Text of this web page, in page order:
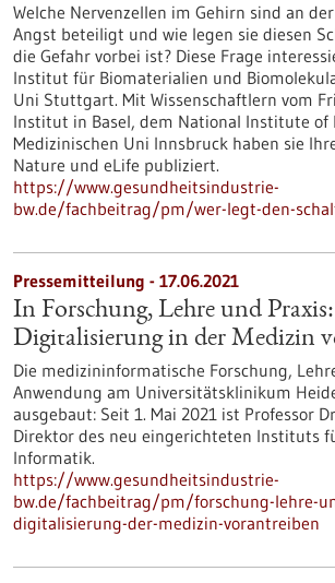
Welche Nervenzellen im Gehirn sind an
Angst beteiligt und wie legen sie diesen
die Gefahr vorbei ist? Diese Frage
Institut für Biomaterialien und
Uni Stuttgart. Mit Wissenschaftlern vom
Institut in Basel, dem National Institute of
Medizinischen Uni Innsbruck haben sie
Nature und eLife publiziert.
https://www.gesundheitsindustrie-
bw.de/fachbeitrag/pm/wer-legt-den-
Pressemitteilung - 17.06.2021
In Forschung, Lehre und Praxis:
Digitalisierung in der Medizin
Die medizininformatische Forschung,
Anwendung am Universitätsklinikum
ausgebaut: Seit 1. Mai 2021 ist Professor
Direktor des neu eingerichteten Instituts
Informatik.
https://www.gesundheitsindustrie-
bw.de/fachbeitrag/pm/forschung-lehre-
digitalisierung-der-medizin-vorantreiben